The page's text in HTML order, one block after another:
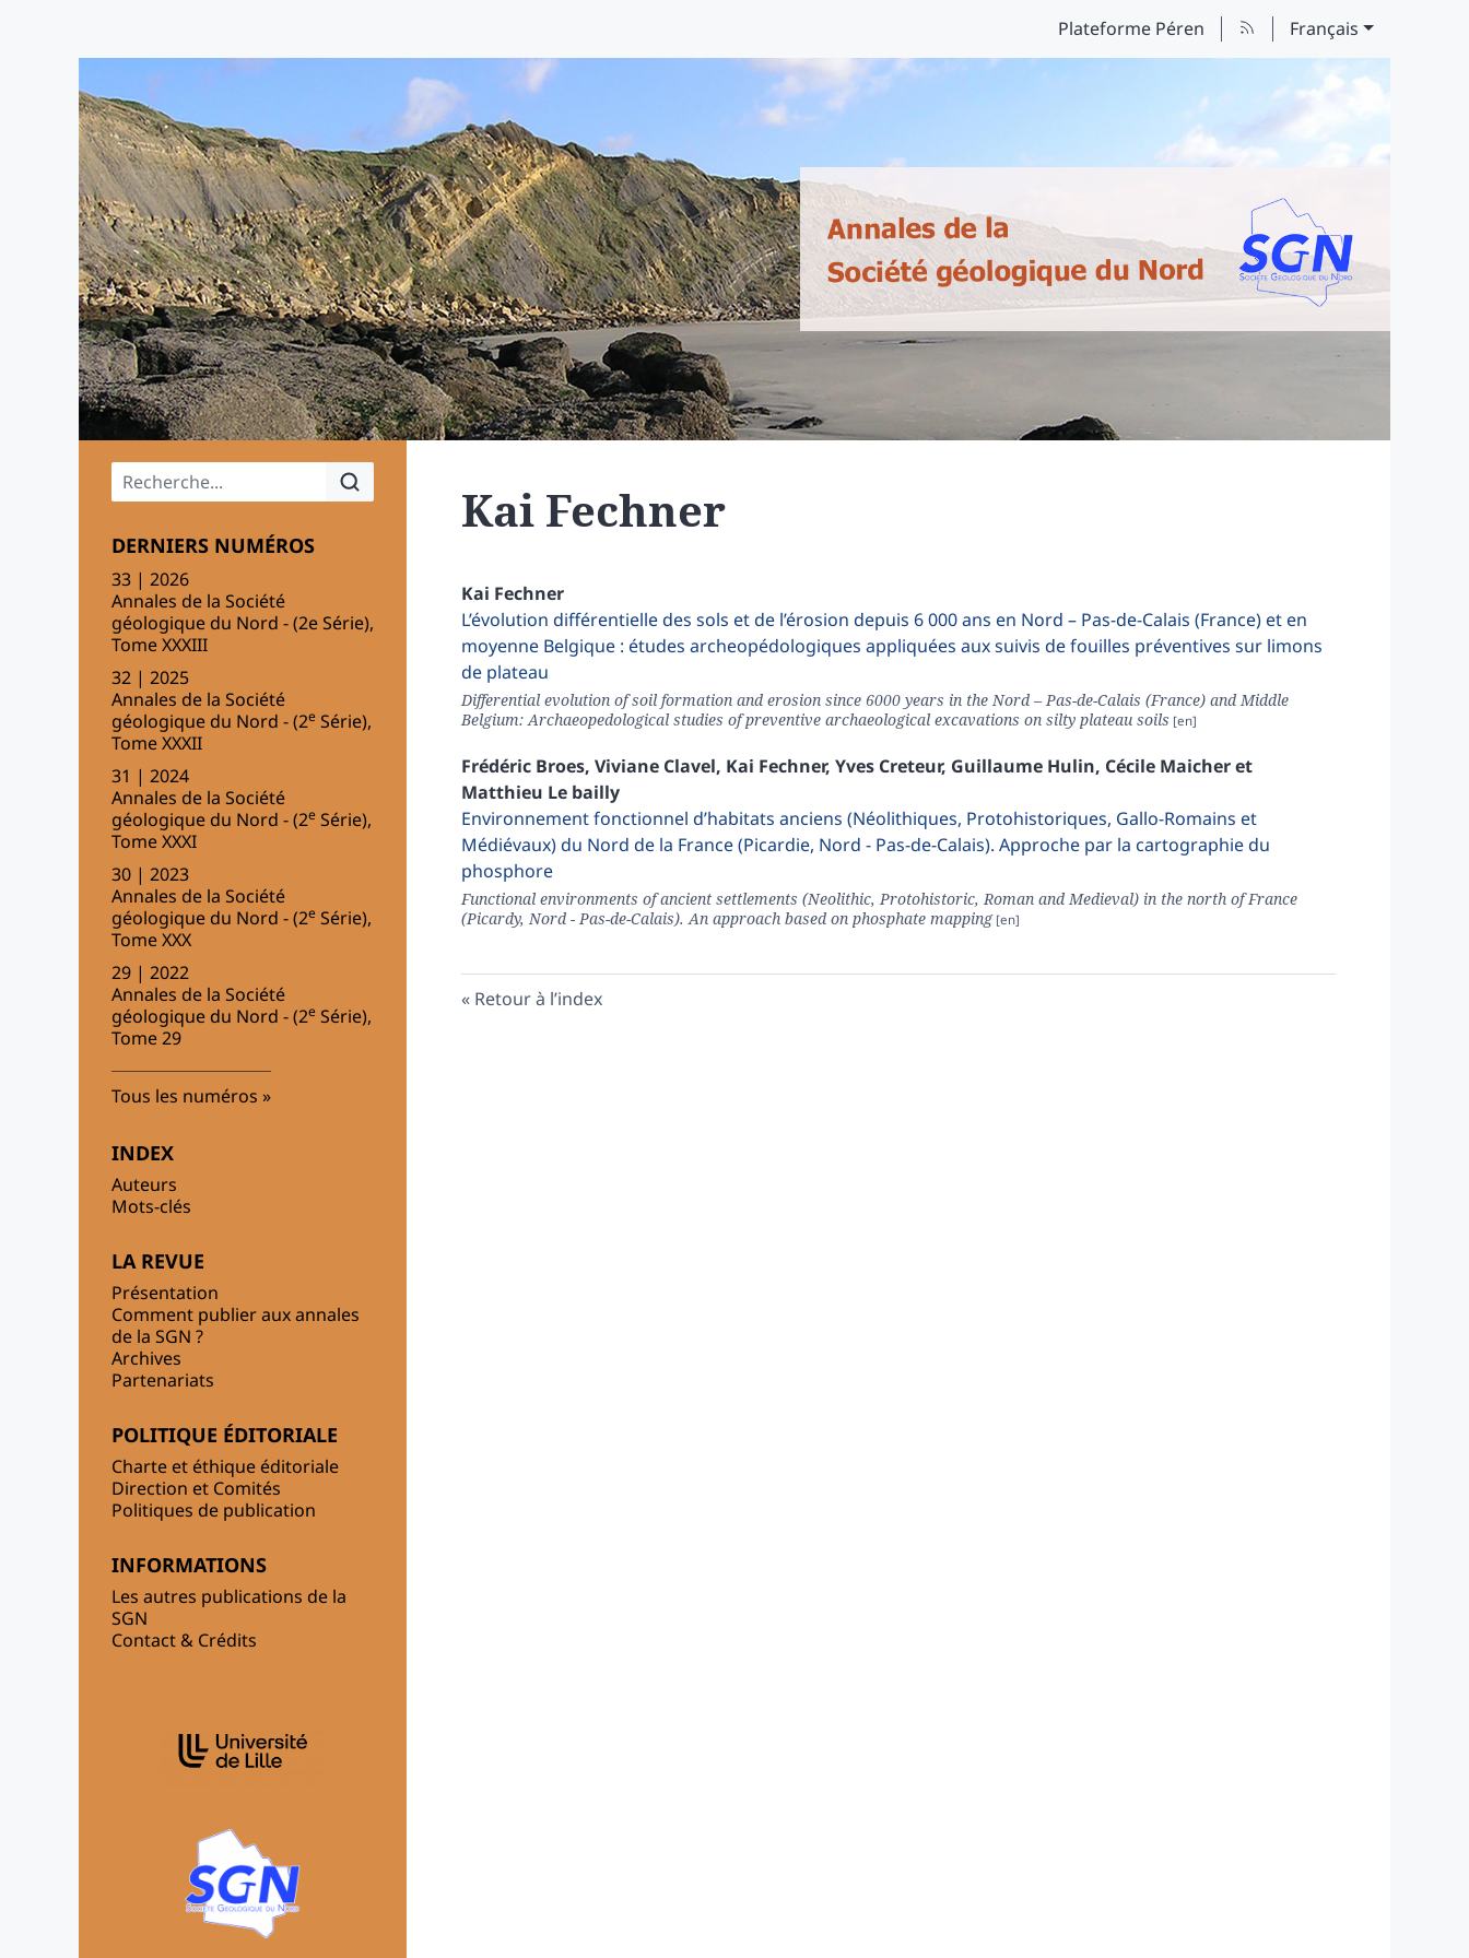
Plateforme Péren Français
Menu principal
DERNIERS NUMÉROS
33 | 2026
Annales de la Société
géologique du Nord - (2e Série),
Tome XXXIII
32 | 2025
Annales de la Société
géologique du Nord - (2e Série),
Tome XXXII
31 | 2024
Annales de la Société
géologique du Nord - (2e Série),
Tome XXXI
30 | 2023
Annales de la Société
géologique du Nord - (2e Série),
Tome XXX
29 | 2022
Annales de la Société
géologique du Nord - (2e Série),
Tome 29
Tous les numéros
INDEX
Auteurs
Mots-clés
LA REVUE
Présentation
Comment publier aux annales
de la SGN ?
Archives
Partenariats
POLITIQUE ÉDITORIALE
Charte et éthique éditoriale
Direction et Comités
Politiques de publication
INFORMATIONS
Les autres publications de la
SGN
Contact & Crédits
Kai Fechner
Kai Fechner
L’évolution différentielle des sols et de l’érosion depuis 6 000 ans en Nord – Pas-de-Calais (France) et en
moyenne Belgique : études archeopédologiques appliquées aux suivis de fouilles préventives sur limons
de plateau
Differential evolution of soil formation and erosion since 6000 years in the Nord – Pas-de-Calais (France) and Middle
Belgium: Archaeopedological studies of preventive archaeological excavations on silty plateau soils
Frédéric Broes, Viviane Clavel, Kai Fechner, Yves Creteur, Guillaume Hulin, Cécile Maicheret
Matthieu Le bailly
Environnement fonctionnel d’habitats anciens (Néolithiques, Protohistoriques, Gallo-Romains et
Médiévaux) du Nord de la France (Picardie, Nord - Pas-de-Calais). Approche par la cartographie du
phosphore
Functional environments of ancient settlements (Neolithic, Protohistoric, Roman and Medieval) in the north of France
(Picardy, Nord - Pas-de-Calais). An approach based on phosphate mapping
Retour à l’index